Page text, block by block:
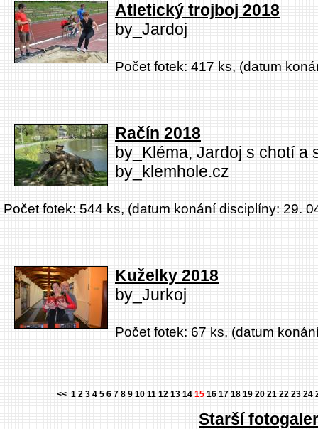
Atletický trojboj 2018
by_Jardoj
Počet fotek: 417 ks, (datum
Račín 2018
by_Kléma, Jardoj s chotí a
by_klemhole.cz
Počet fotek: 544 ks, (datum konání disciplíny: 29.
Kuželky 2018
by_Jurkoj
Počet fotek: 67 ks, (datum
<< 1 2 3 4 5 6 7 8 9 10 11 12 13 14 15 16 17 18 19 20 21 22 23 24
Starší